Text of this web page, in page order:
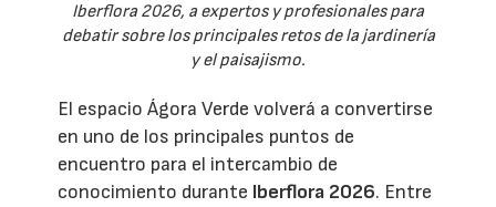
Iberflora 2026, a expertos y profesionales para
debatir sobre los principales retos de la jardinería
y el paisajismo.
El espacio Ágora Verde volverá a convertirse
en uno de los principales puntos de
encuentro para el intercambio de
conocimiento durante Iberflora 2026. Entre